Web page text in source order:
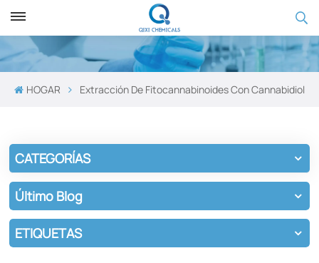
HOGAR Extracción De Fitocannabinoides Con Cannabidiol
CATEGORÍAS
Último Blog
ETIQUETAS